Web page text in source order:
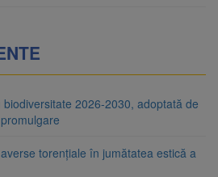
2026-2030, adoptată de
torențiale în jumătatea estică a